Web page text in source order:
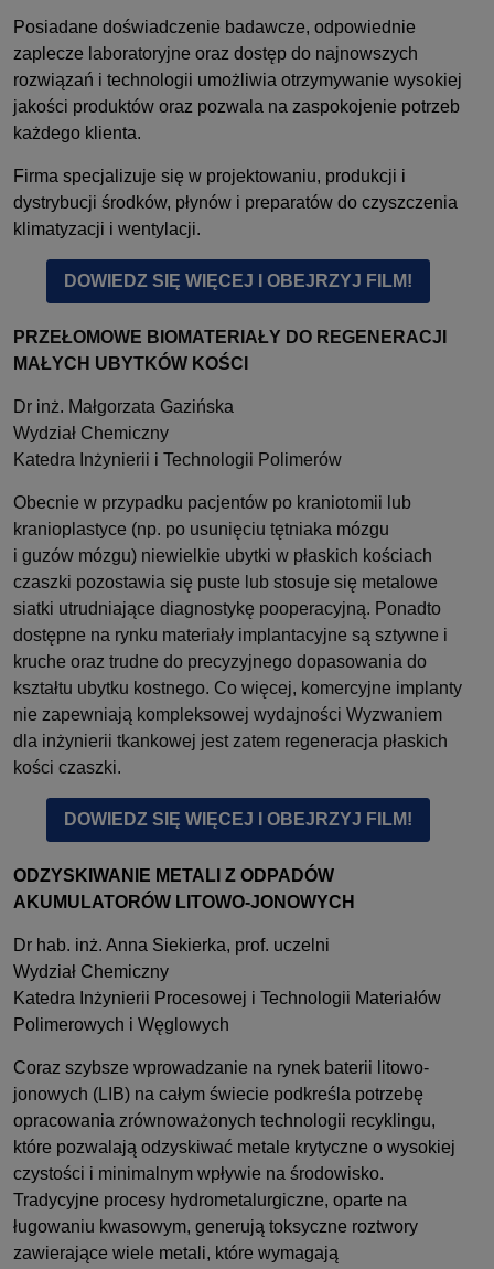
Posiadane doświadczenie badawcze, odpowiednie
zaplecze laboratoryjne oraz dostęp do najnowszych
rozwiązań i technologii umożliwia otrzymywanie wysokiej
jakości produktów oraz pozwala na zaspokojenie potrzeb
każdego klienta.
Firma specjalizuje się w projektowaniu, produkcji i
dystrybucji środków, płynów i preparatów do czyszczenia
klimatyzacji i wentylacji.
DOWIEDZ SIĘ WIĘCEJ I OBEJRZYJ FILM!
PRZEŁOMOWE BIOMATERIAŁY DO REGENERACJI
MAŁYCH UBYTKÓW KOŚCI
Dr inż. Małgorzata Gazińska
Wydział Chemiczny
Katedra Inżynierii i Technologii Polimerów
Obecnie w przypadku pacjentów po kraniotomii lub
kranioplastyce (np. po usunięciu tętniaka mózgu
i guzów mózgu) niewielkie ubytki w płaskich kościach
czaszki pozostawia się puste lub stosuje się metalowe
siatki utrudniające diagnostykę pooperacyjną. Ponadto
dostępne na rynku materiały implantacyjne są sztywne i
kruche oraz trudne do precyzyjnego dopasowania do
kształtu ubytku kostnego. Co więcej, komercyjne implanty
nie zapewniają kompleksowej wydajności Wyzwaniem
dla inżynierii tkankowej jest zatem regeneracja płaskich
kości czaszki.
DOWIEDZ SIĘ WIĘCEJ I OBEJRZYJ FILM!
ODZYSKIWANIE METALI Z ODPADÓW
AKUMULATORÓW LITOWO-JONOWYCH
Dr hab. inż. Anna Siekierka, prof. uczelni
Wydział Chemiczny
Katedra Inżynierii Procesowej i Technologii Materiałów
Polimerowych i Węglowych
Coraz szybsze wprowadzanie na rynek baterii litowo-
jonowych (LIB) na całym świecie podkreśla potrzebę
opracowania zrównoważonych technologii recyklingu,
które pozwalają odzyskiwać metale krytyczne o wysokiej
czystości i minimalnym wpływie na środowisko.
Tradycyjne procesy hydrometalurgiczne, oparte na
ługowaniu kwasowym, generują toksyczne roztwory
zawierające wiele metali, które wymagają